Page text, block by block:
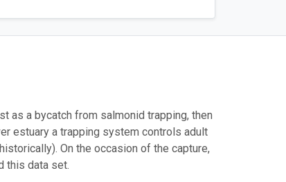
as a bycatch from salmonid trapping, then
estuary a trapping system controls adult
On the occasion of the capture,
this data set.